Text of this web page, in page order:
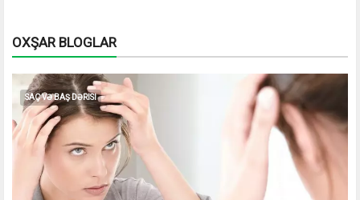
OXŞAR BLOGLAR
SAÇ VƏ BAŞ DƏRISI